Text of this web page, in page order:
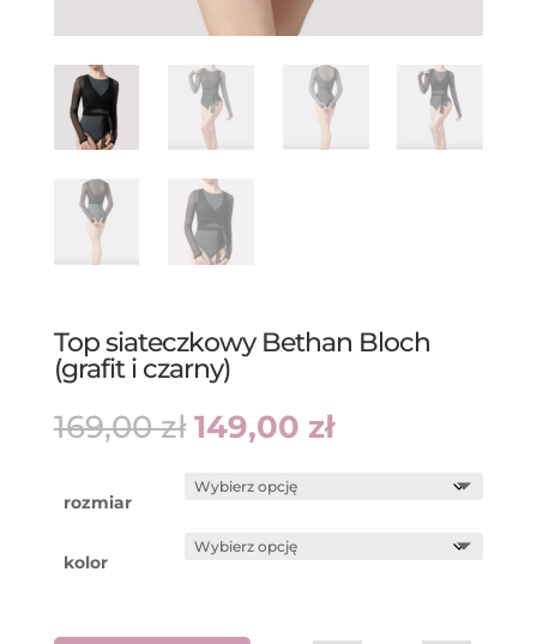
Top siateczkowy Bethan Bloch
(grafit i czarny)
169,00zł Pierwotna
cena
169,00 zł.
149,00 złAktualna
cena
149,00 zł.
rozmiar
kolor